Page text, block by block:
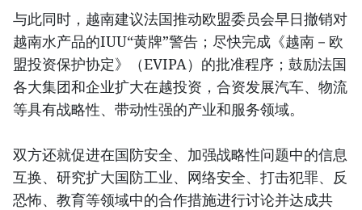
与此同时，越南建议法国推动欧盟委员会早日撤销对
越南水产品的IUU“黄牌”警告；尽快完成《越南－欧
盟投资保护协定》（EVIPA）的批准程序；鼓励法国
各大集团和企业扩大在越投资，合资发展汽车、物流
等具有战略性、带动性强的产业和服务领域。
双方还就促进在国防安全、加强战略性问题中的信息
互换、研究扩大国防工业、网络安全、打击犯罪、反
恐怖、教育等领域中的合作措施进行讨论并达成共